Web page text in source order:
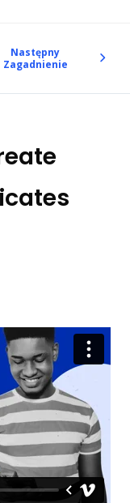
Następny
Zagadnienie